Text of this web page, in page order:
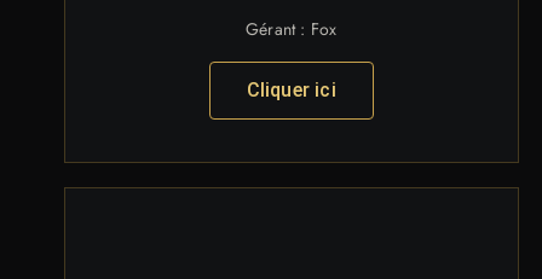
Gérant : Fox
Cliquer ici